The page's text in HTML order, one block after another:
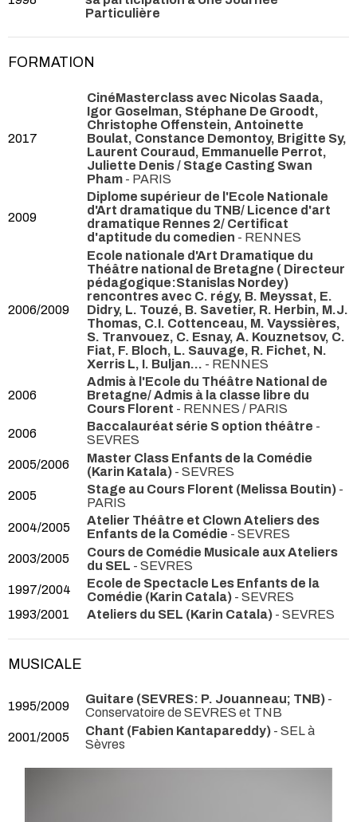
Particulière
FORMATION
2017
CinéMasterclass avec Nicolas Saada,
Igor Goselman, Stéphane De Groodt,
Christophe Offenstein, Antoinette
Boulat, Constance Demontoy, Brigitte Sy,
Laurent Couraud, Emmanuelle Perrot,
Juliette Denis / Stage Casting Swan
Pham - PARIS
2009
Diplome supérieur de l'Ecole Nationale
d'Art dramatique du TNB/ Licence d'art
dramatique Rennes 2/ Certificat
d'aptitude du comedien - RENNES
2006/2009
Ecole nationale d'Art Dramatique du
Théâtre national de Bretagne ( Directeur
pédagogique:Stanislas Nordey)
rencontres avec C. régy, B. Meyssat, E.
Didry, L. Touzé, B. Savetier, R. Herbin, M.J.
Thomas, C.I. Cottenceau, M. Vayssières,
S. Tranvouez, C. Esnay, A. Kouznetsov, C.
Fiat, F. Bloch, L. Sauvage, R. Fichet, N.
Xerris L, I. Buljan... - RENNES
2006
Admis à l'Ecole du Théâtre National de
Bretagne/ Admis à la classe libre du
Cours Florent - RENNES / PARIS
2006
Baccalauréat série S option théâtre -
SEVRES
2005/2006
Master Class Enfants de la Comédie
(Karin Katala) - SEVRES
2005
Stage au Cours Florent (Melissa Boutin) -
PARIS
2004/2005
Atelier Théâtre et Clown Ateliers des
Enfants de la Comédie - SEVRES
2003/2005
Cours de Comédie Musicale aux Ateliers
du SEL - SEVRES
1997/2004
Ecole de Spectacle Les Enfants de la
Comédie (Karin Catala) - SEVRES
1993/2001
Ateliers du SEL (Karin Catala) - SEVRES
MUSICALE
1995/2009 Guitare (SEVRES: P. Jouanneau; TNB) -
Conservatoire de SEVRES et TNB
2001/2005
Chant (Fabien Kantapareddy) - SEL à
Sèvres